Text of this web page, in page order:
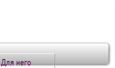
Для него